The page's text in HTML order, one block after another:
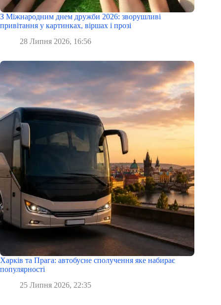
З Міжнародним днем дружби 2026: зворушливі
привітання у картинках, віршах і прозі
28 Липня 2026, 16:56
Харків та Прага: автобусне сполучення яке набирає
популярності
25 Липня 2026, 22:35